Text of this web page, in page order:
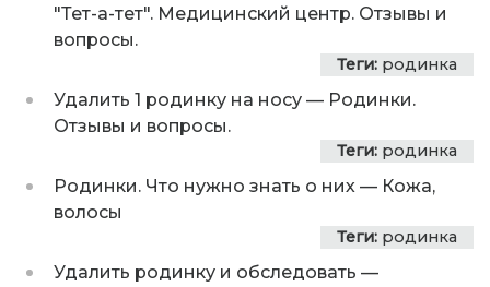
"Тет-а-тет". Медицинский центр. Отзывы и
вопросы.
Теги: родинка
Удалить 1 родинку на носу — Родинки.
Отзывы и вопросы.
Теги: родинка
Родинки. Что нужно знать о них — Кожа,
волосы
Теги: родинка
Удалить родинку и обследовать —